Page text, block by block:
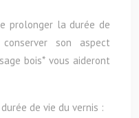
prolonger la durée de
son aspect
bois* vous aideront
de vie du vernis :